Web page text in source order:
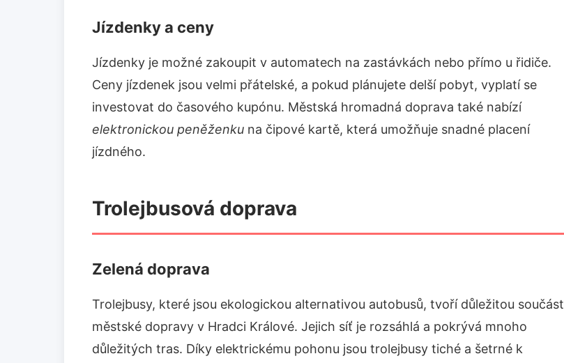
Jízdenky a ceny
Jízdenky je možné zakoupit v automatech na zastávkách nebo přímo u řidiče.
Ceny jízdenek jsou velmi přátelské, a pokud plánujete delší pobyt, vyplatí se
investovat do časového kupónu. Městská hromadná doprava také nabízí
elektronickou peněženku na čipové kartě, která umožňuje snadné placení
jízdného.
Trolejbusová doprava
Zelená doprava
Trolejbusy, které jsou ekologickou alternativou autobusů, tvoří důležitou součást
městské dopravy v Hradci Králové. Jejich síť je rozsáhlá a pokrývá mnoho
důležitých tras. Díky elektrickému pohonu jsou trolejbusy tiché a šetrné k